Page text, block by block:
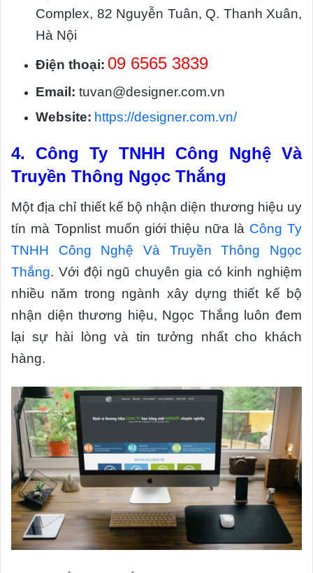
Complex, 82 Nguyễn Tuân, Q. Thanh Xuân,
Hà Nội
Điện thoại: 09 6565 3839
Email: tuvan@designer.com.vn
Website: https://designer.com.vn/
4. Công Ty TNHH Công Nghệ Và
Truyền Thông Ngọc Thắng
Một địa chỉ thiết kế bộ nhận diện thương hiệu uy
tín mà Topnlist muốn giới thiệu nữa là Công Ty
TNHH Công Nghệ Và Truyền Thông Ngọc
Thắng. Với đội ngũ chuyên gia có kinh nghiệm
nhiều năm trong ngành xây dựng thiết kế bộ
nhận diện thương hiệu, Ngọc Thắng luôn đem
lại sự hài lòng và tin tưởng nhất cho khách
hàng.